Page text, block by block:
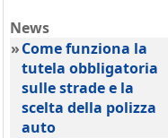
News
»Come funziona la
tutela obbligatoria
sulle strade e la
scelta della polizza
auto